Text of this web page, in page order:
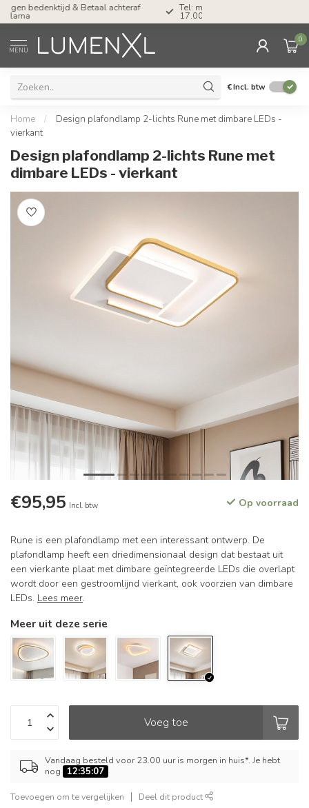
Tel: ma-do tot 23.00, vr tot 21.00, za tot
17.00 uur
MENU
0
€Incl. btw
Home /
Design plafondlamp 2-lichts Rune met dimbare LEDs -
vierkant
Design plafondlamp 2-lichts Rune met
dimbare LEDs - vierkant
€95,95 Incl. btw Op voorraad
Rune is een plafondlamp met een interessant ontwerp. De
plafondlamp heeft een driedimensionaal design dat bestaat uit
een vierkante plaat met dimbare geïntegreerde LEDs die overlapt
wordt door een gestroomlijnd vierkant, ook voorzien van dimbare
LEDs. Lees meer.
Meer uit deze serie
Voeg toe
Vandaag besteld voor 23.00 uur is morgen in huis*. Je hebt
nog
12:35:07
Toevoegen om te vergelijken Deel dit product